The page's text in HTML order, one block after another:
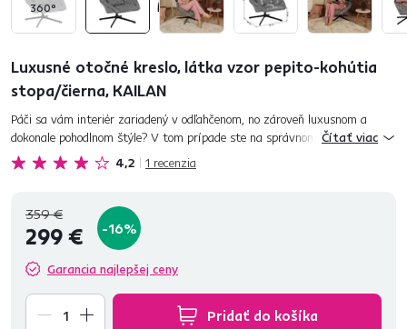
360°
Luxusné otočné kreslo, látka vzor pepito-kohútia
stopa/čierna, KAILAN
4,2 1 recenzia
Páči sa vám interiér zariadený v odľahčenom, no zároveň luxusnom a
dokonale pohodlnom štýle? V tom prípade ste na správnom mieste.
Unikátne luxusné otočné kreslo KAILAN vyniká priestranným sedadlo...
Čítať viac
359 €
299 € -16%
Garancia najlepšej ceny
Pridať do košíka